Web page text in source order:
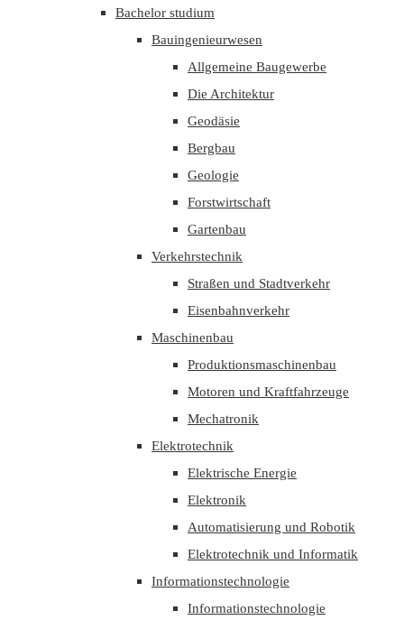
Bachelor studium
Bauingenieurwesen
Allgemeine Baugewerbe
Die Architektur
Geodäsie
Bergbau
Geologie
Forstwirtschaft
Gartenbau
Verkehrstechnik
Straßen und Stadtverkehr
Eisenbahnverkehr
Maschinenbau
Produktionsmaschinenbau
Motoren und Kraftfahrzeuge
Mechatronik
Elektrotechnik
Elektrische Energie
Elektronik
Automatisierung und Robotik
Elektrotechnik und Informatik
Informationstechnologie
Informationstechnologie